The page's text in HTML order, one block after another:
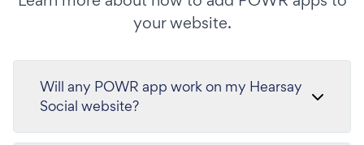
your website.
Will any POWR app work on my Hearsay
Social website?